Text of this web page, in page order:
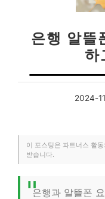
은행 알뜰
하
2024-
이 포스팅은 파트너스 활
받습니다.
은행과 알뜰폰